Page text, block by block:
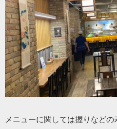
メニューに関しては握りなど